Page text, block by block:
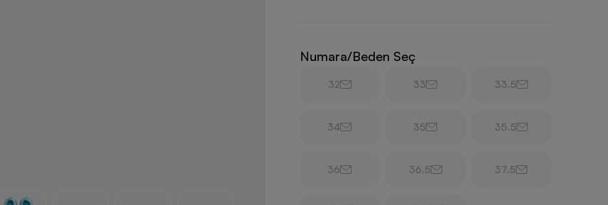
Numara/Beden Seç
32 33 33.5
34 35 35.5
36 36.5 37.5